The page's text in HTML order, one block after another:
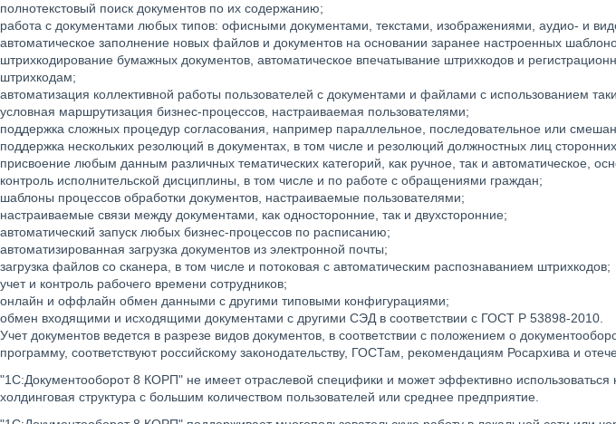
полнотекстовый поиск документов по их содержанию;
работа с документами любых типов: офисными документами, текстами, изображениями, аудио- и
автоматическое заполнение новых файлов и документов на основании заранее настроенных
штрихкодирование бумажных документов, автоматическое впечатывание штрихкодов и
штрихкодам;
автоматизация коллективной работы пользователей с документами и файлами с использованием
условная маршрутизация бизнес-процессов, настраиваемая пользователями;
поддержка сложных процедур согласования, например параллельное, последовательное или
поддержка нескольких резолюций в документах, в том числе и резолюций должностных лиц
присвоение любым данным различных тематических категорий, как ручное, так и автоматическое,
контроль исполнительской дисциплины, в том числе и по работе с обращениями граждан;
шаблоны процессов обработки документов, настраиваемые пользователями;
настраиваемые связи между документами, как односторонние, так и двухсторонние;
автоматический запуск любых бизнес-процессов по расписанию;
автоматизированная загрузка документов из электронной почты;
загрузка файлов со сканера, в том числе и потоковая с автоматическим распознаванием штрихкодов;
учет и контроль рабочего времени сотрудников;
онлайн и оффлайн обмен данными с другими типовыми конфигурациями;
обмен входящими и исходящими документами с другими СЭД в соответствии с ГОСТ Р 53898-2010.
Учет документов ведется в разрезе видов документов, в соответствии с положением о
программу, соответствуют российскому законодательству, ГОСТам, рекомендациям Росархива и
"1С:Документооборот 8 КОРП" не имеет отраслевой специфики и может эффективно
холдинговая структура с большим количеством пользователей или среднее предприятие.